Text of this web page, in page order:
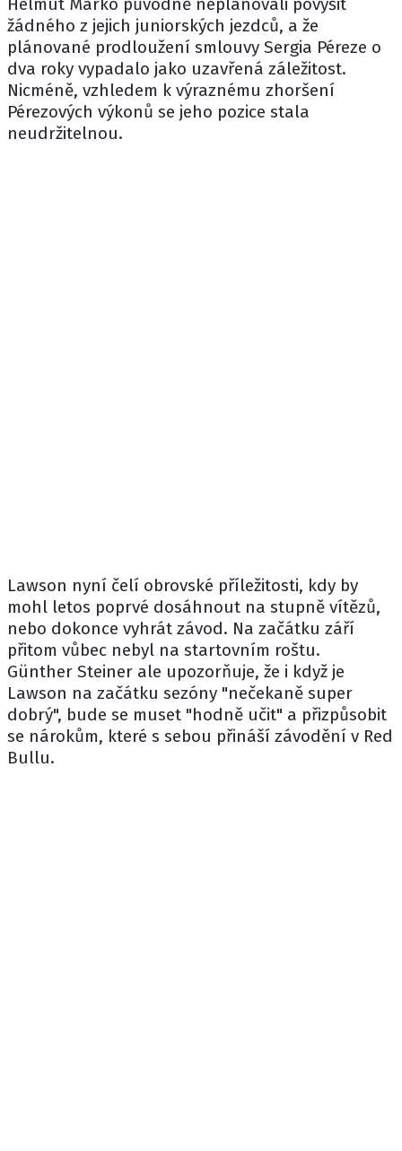
žádného z jejich juniorských jezdců, a že
plánované prodloužení smlouvy Sergia Péreze o
dva roky vypadalo jako uzavřená záležitost.
Nicméně, vzhledem k výraznému zhoršení
Pérezových výkonů se jeho pozice stala
neudržitelnou.
Lawson nyní čelí obrovské příležitosti, kdy by
mohl letos poprvé dosáhnout na stupně vítězů,
nebo dokonce vyhrát závod. Na začátku září
přitom vůbec nebyl na startovním roštu.
Günther Steiner ale upozorňuje, že i když je
Lawson na začátku sezóny "nečekaně super
dobrý", bude se muset "hodně učit" a přizpůsobit
se nárokům, které s sebou přináší závodění v Red
Bullu.